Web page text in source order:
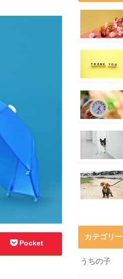
Pocket
カテゴリー
うちの子